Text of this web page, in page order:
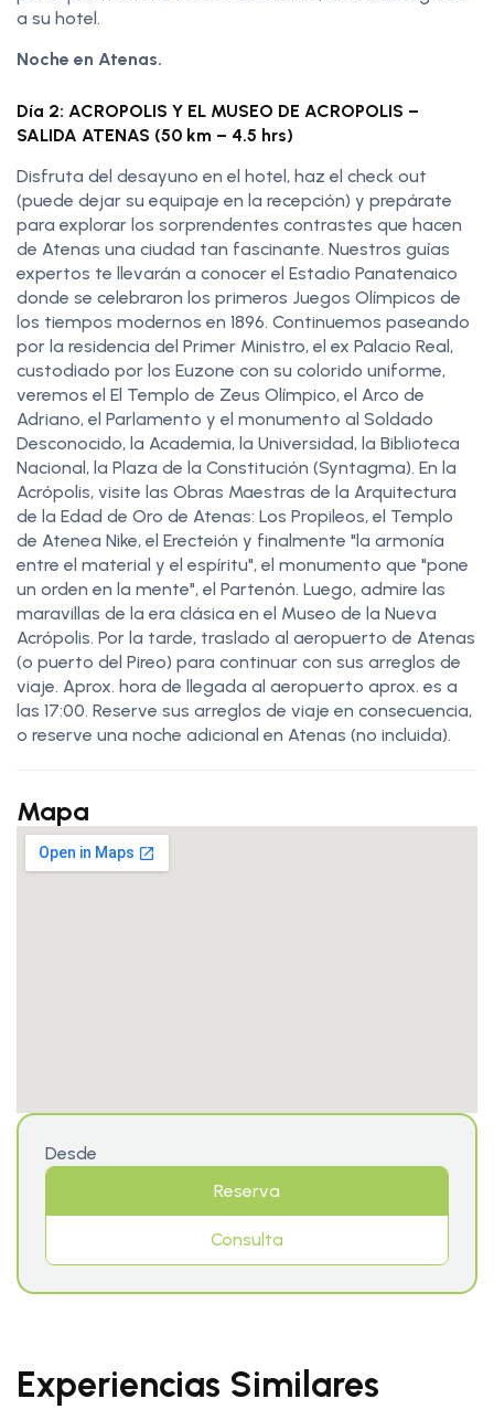
a su hotel.
Noche en Atenas.
Día 2: ACROPOLIS Y EL MUSEO DE ACROPOLIS –
SALIDA ATENAS (50 km – 4.5 hrs)
Disfruta del desayuno en el hotel, haz el check out
(puede dejar su equipaje en la recepción) y prepárate
para explorar los sorprendentes contrastes que hacen
de Atenas una ciudad tan fascinante. Nuestros guías
expertos te llevarán a conocer el Estadio Panatenaico
donde se celebraron los primeros Juegos Olímpicos de
los tiempos modernos en 1896. Continuemos paseando
por la residencia del Primer Ministro, el ex Palacio Real,
custodiado por los Euzone con su colorido uniforme,
veremos el El Templo de Zeus Olímpico, el Arco de
Adriano, el Parlamento y el monumento al Soldado
Desconocido, la Academia, la Universidad, la Biblioteca
Nacional, la Plaza de la Constitución (Syntagma). En la
Acrópolis, visite las Obras Maestras de la Arquitectura
de la Edad de Oro de Atenas: Los Propileos, el Templo
de Atenea Nike, el Erecteión y finalmente "la armonía
entre el material y el espíritu", el monumento que "pone
un orden en la mente", el Partenón. Luego, admire las
maravillas de la era clásica en el Museo de la Nueva
Acrópolis. Por la tarde, traslado al aeropuerto de Atenas
(o puerto del Pireo) para continuar con sus arreglos de
viaje. Aprox. hora de llegada al aeropuerto aprox. es a
las 17:00. Reserve sus arreglos de viaje en consecuencia,
o reserve una noche adicional en Atenas (no incluida).
Mapa
Desde
Reserva
Consulta
Experiencias Similares